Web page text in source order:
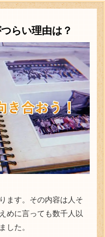
らい理由は？
ます。その内容は人そ
めに言っても数千人以
した。